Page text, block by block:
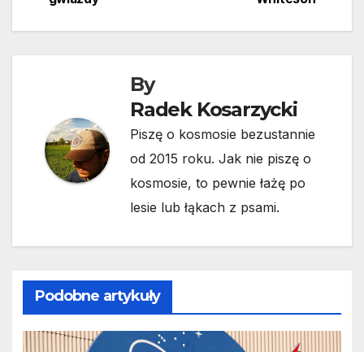
By
Radek Kosarzycki
Piszę o kosmosie bezustannie
od 2015 roku. Jak nie piszę o
kosmosie, to pewnie łażę po
lesie lub łąkach z psami.
Podobne artykuły